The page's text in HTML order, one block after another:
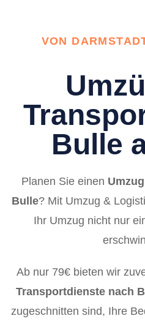
VON
Bulle
Planen Sie einen
Bulle? Mit Umzug &
Ihr Umzug nicht nur
Ab nur 79€ bieten wir
Transportdienste nach
zugeschnitten sind, Ihre